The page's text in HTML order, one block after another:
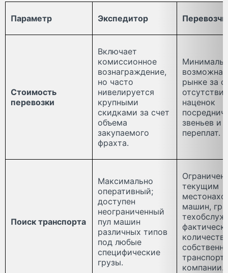
Параметр Экспедитор
Стоимость
перевозки
Включает
комиссионное
вознаграждение,
но часто
нивелируется
крупными
скидками за счет
объема
закупаемого
фрахта.
рынке за
отсутствия
наценок
звеньев и
переплат.
Поиск транспорта
Максимально
оперативный;
доступен
неограниченный
пул машин
различных типов
под любые
специфические
грузы.
Ограничен
текущим
машин,
компании.